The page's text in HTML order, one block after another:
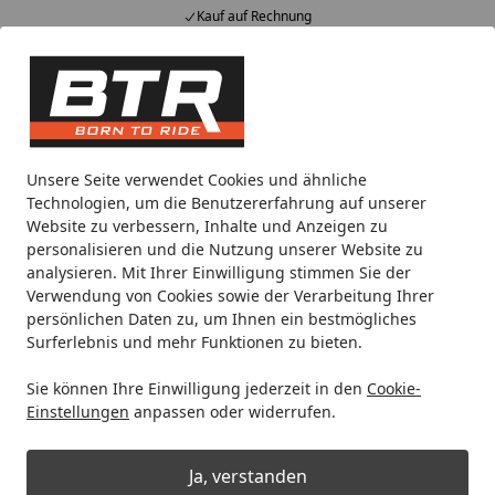
Unsere Seite verwendet Cookies und ähnliche
Technologien, um die Benutzererfahrung auf unserer
Website zu verbessern, Inhalte und Anzeigen zu
personalisieren und die Nutzung unserer Website zu
analysieren. Mit Ihrer Einwilligung stimmen Sie der
Verwendung von Cookies sowie der Verarbeitung Ihrer
persönlichen Daten zu, um Ihnen ein bestmögliches
Surferlebnis und mehr Funktionen zu bieten.
Sie können Ihre Einwilligung jederzeit in den Cookie-
Einstellungen anpassen oder widerrufen.
Ja, verstanden
Kauf auf Rechnung
Alle Produkte
Mein Konto
Suchen
Noch 2 Tage und 6 Stunden
Spare bis zu 35% auf EVOLIFT® Zentralständer
von BTR!
Startseite
Spezialwerkzeug Motorrad Moduleinlagen Bikeservice
Bikeservice Moduleinlage Abzieher
Polrad 14-teilig, mit Außengewinde